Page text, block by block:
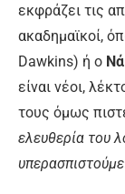
εκφράζει τις
ακαδημαϊκοί,
Dawkins) ή ο
είναι νέοι,
τους όμως
ελευθερία του
υπερασπιστούμε